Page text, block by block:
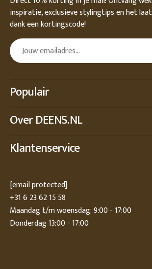
inspiratie, exclusieve stylingtips en het
dank een kortingscode!
Populair
Over DEENS.NL
Klantenservice
[email protected]
+31 6 23 62 15 58
Maandag t/m woensdag: 9:00 - 17:00
Donderdag 13:00 - 17:00